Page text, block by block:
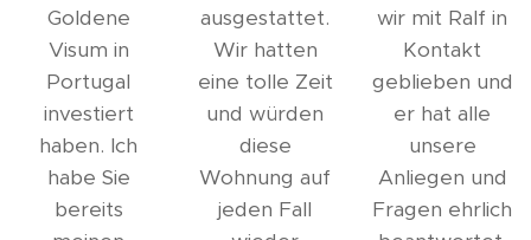
Goldene
Visum in
Portugal
investiert
haben. Ich
habe Sie
bereits
ausgestattet.
Wir hatten
eine tolle Zeit
und würden
diese
Wohnung auf
jeden Fall
wir mit Ralf in
Kontakt
geblieben und
er hat alle
unsere
Anliegen und
Fragen ehrlich